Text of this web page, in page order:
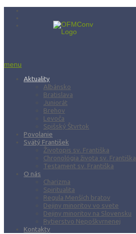
menu
Aktuality
Albánsko
Bratislava
Juniorát
Brehov
Levoča
Spišský Štvrtok
Povolanie
Svätý František
Životopis sv. Františka
Chronológia života sv. Františka
Testament sv. Františka
O nás
Charizma
Spiritualita
Regula Menších bratov
Dejiny minoritov vo svete
Dejiny minoritov na Slovensku
Rytierstvo Nepoškvrnenej
Kontakty